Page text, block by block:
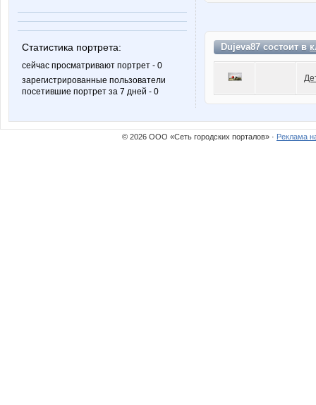
Статистика портрета:
сейчас просматривают портрет - 0
зарегистрированные пользователи
посетившие портрет за 7 дней - 0
Dujeva87 состоит в
© 2026 ООО «Сеть городских порталов» · Реклама